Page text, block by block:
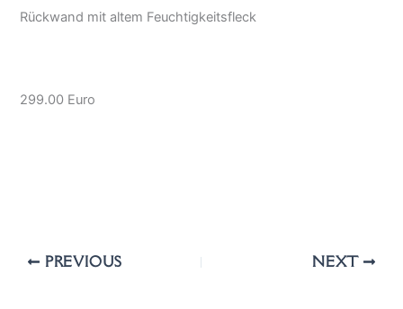
Rückwand mit altem Feuchtigkeitsfleck
299.00 Euro
PREVIOUS NEXT